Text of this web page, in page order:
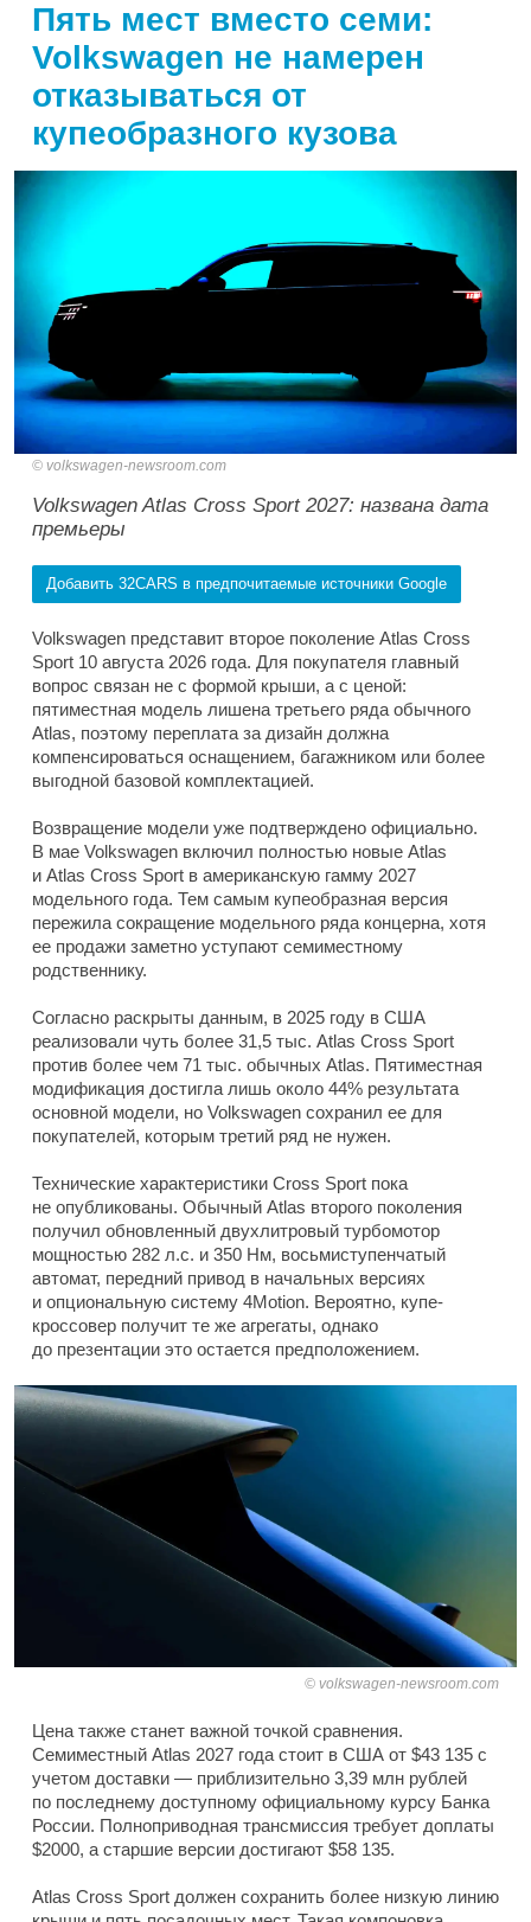
Пять мест вместо семи:
Volkswagen не намерен
отказываться от
купеобразного кузова
volkswagen-newsroom.com
Volkswagen Atlas Cross Sport 2027: названа дата
премьеры
Добавить 32CARS в предпочитаемые источники Google
Volkswagen представит второе поколение Atlas Cross
Sport 10 августа 2026 года. Для покупателя главный
вопрос связан не с формой крыши, а с ценой:
пятиместная модель лишена третьего ряда обычного
Atlas, поэтому переплата за дизайн должна
компенсироваться оснащением, багажником или более
выгодной базовой комплектацией.
Возвращение модели уже подтверждено официально.
В мае Volkswagen включил полностью новые Atlas
и Atlas Cross Sport в американскую гамму 2027
модельного года. Тем самым купеобразная версия
пережила сокращение модельного ряда концерна, хотя
ее продажи заметно уступают семиместному
родственнику.
Согласно раскрыты данным, в 2025 году в США
реализовали чуть более 31,5 тыс. Atlas Cross Sport
против более чем 71 тыс. обычных Atlas. Пятиместная
модификация достигла лишь около 44% результата
основной модели, но Volkswagen сохранил ее для
покупателей, которым третий ряд не нужен.
Технические характеристики Cross Sport пока
не опубликованы. Обычный Atlas второго поколения
получил обновленный двухлитровый турбомотор
мощностью 282 л.с. и 350 Нм, восьмиступенчатый
автомат, передний привод в начальных версиях
и опциональную систему 4Motion. Вероятно, купе-
кроссовер получит те же агрегаты, однако
до презентации это остается предположением.
volkswagen-newsroom.com
Цена также станет важной точкой сравнения.
Семиместный Atlas 2027 года стоит в США от $43 135 с
учетом доставки — приблизительно 3,39 млн рублей
по последнему доступному официальному курсу Банка
России. Полноприводная трансмиссия требует доплаты
$2000, а старшие версии достигают $58 135.
Atlas Cross Sport должен сохранить более низкую линию